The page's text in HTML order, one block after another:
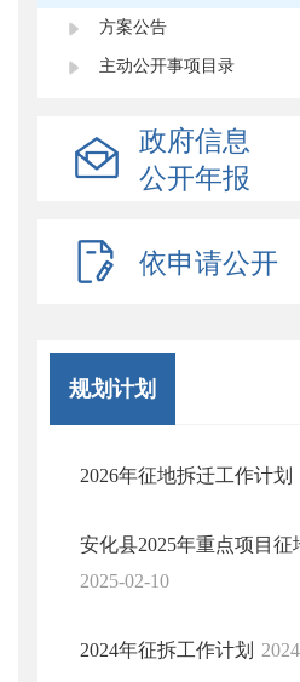
方案公告
主动公开事项目录
政府信息
公开年报
依申请公开
规划计划
2026年征地拆迁工作计划
安化县2025年重点项目征
2025-02-10
2024年征拆工作计划